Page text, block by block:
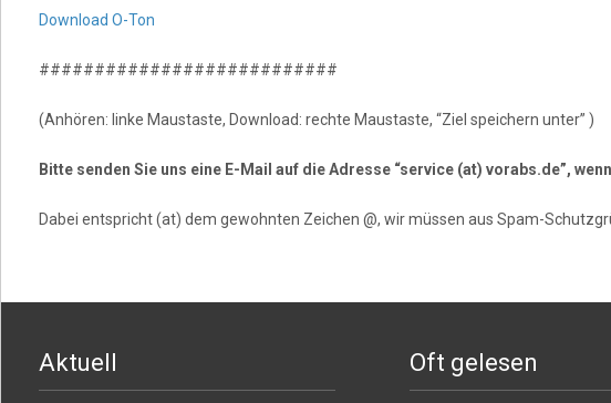
Download O-Ton
###########################
(Anhören: linke Maustaste, Download: rechte Maustaste, “Ziel speichern unter” )
Bitte senden Sie uns eine E-Mail auf die Adresse “service (at) vorabs.de”,
Dabei entspricht (at) dem gewohnten Zeichen @, wir müssen aus Spam-
Aktuell Oft gelesen